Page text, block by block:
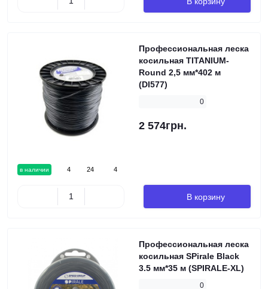
в наличии 4 24 4
Профессиональная леска
косильная TITANIUM-
Round 2,5 мм*402 м
(DI577)
0
2 574грн.
В корзину
Профессиональная леска
косильная SPirale Black
3.5 мм*35 м (SPIRALE-XL)
0